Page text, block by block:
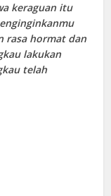
keraguan itu
rasa hormat dan
lakukan
telah